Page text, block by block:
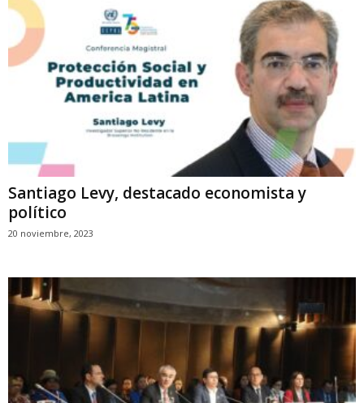
Santiago Levy, destacado economista y
político
20 noviembre, 2023